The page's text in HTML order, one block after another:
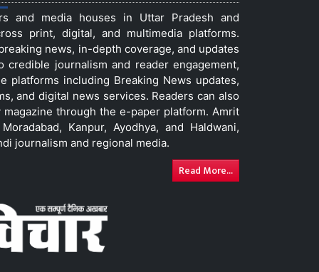
and media houses in Uttar Pradesh and
print, digital, and multimedia platforms.
news, in-depth coverage, and updates
journalism and reader engagement,
platforms including Breaking News updates,
and digital news services. Readers can also
through the e-paper platform. Amrit
Kanpur, Ayodhya, and Haldwani,
journalism and regional media.
Read More...